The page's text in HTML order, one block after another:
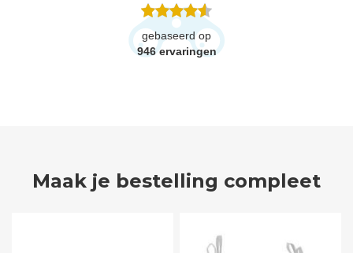
gebaseerd op
946 ervaringen
Maak je bestelling compleet